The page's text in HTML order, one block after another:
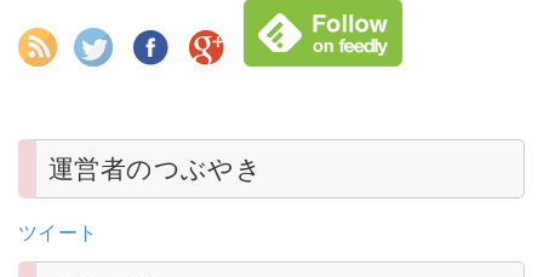
運営者のつぶやき
ツイート